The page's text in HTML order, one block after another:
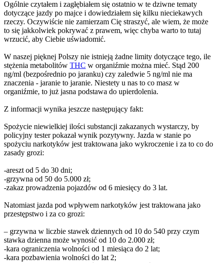
Ogólnie czytałem i zagłębiałem się ostatnio w te dziwne tematy
dotyczące jazdy po majce i dowiedziałem się kilku nieciekawych
rzeczy. Oczywiście nie zamierzam Cię straszyć, ale wiem, że może
to się jakkolwiek pokrywać z prawem, więc chyba warto to tutaj
wrzucić, aby Ciebie uświadomić.
W naszej pięknej Polszy nie istnieją żadne limity dotyczące tego, ile
stężenia metabolitów THC w organiźmie można mieć. Stąd 200
ng/ml (bezpośrednio po jaranku) czy zaledwie 5 ng/ml nie ma
znaczenia - jaranie to jaranie. Niestety u nas to co masz w
organiźmie, to już jasna podstawa do upierdolenia.
Z informacji wynika jeszcze następujący fakt:
Spożycie niewielkiej ilości substancji zakazanych wystarczy, by
policyjny tester pokazał wynik pozytywny. Jazda w stanie po
spożyciu narkotyków jest traktowana jako wykroczenie i za to co do
zasady grozi:
-areszt od 5 do 30 dni;
-grzywna od 50 do 5.000 zł;
-zakaz prowadzenia pojazdów od 6 miesięcy do 3 lat.
Natomiast jazda pod wpływem narkotyków jest traktowana jako
przestępstwo i za co grozi:
– grzywna w liczbie stawek dziennych od 10 do 540 przy czym
stawka dzienna może wynosić od 10 do 2.000 zł;
-kara ograniczenia wolności od 1 miesiąca do 2 lat;
-kara pozbawienia wolności do lat 2;